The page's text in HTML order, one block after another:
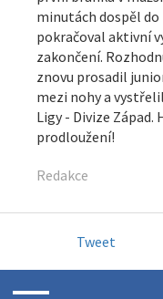
minutách dospěl do
pokračoval aktivní
zakončení.
znovu prosadil
mezi nohy a
Ligy - Divize
prodloužení!
Redakce
Tweet